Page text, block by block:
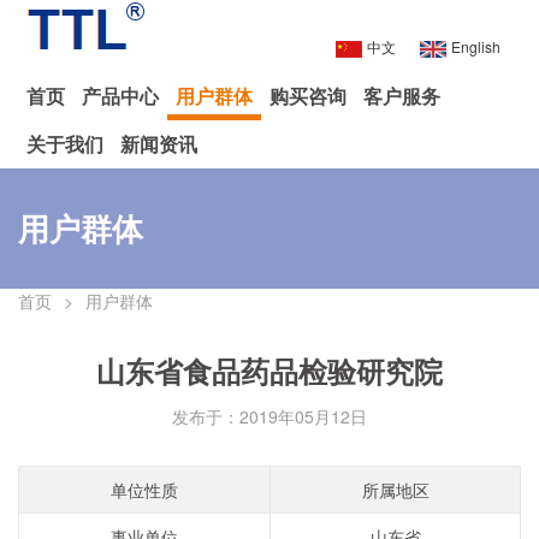
首页 产品中心 用户群体 购买咨询
客户服务
关于我们
新闻资讯
中文 English
用户群体
首页 > 用户群体
山东省食品药品检验研究院
发布于：2019年05月12日
单位性质
所属地区